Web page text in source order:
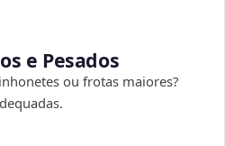
e Pesados
ou frotas maiores?